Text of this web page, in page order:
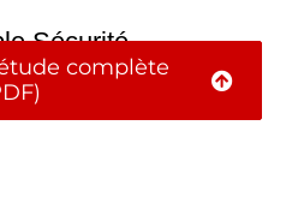
Sécurité
complète